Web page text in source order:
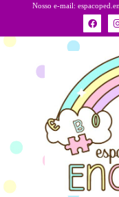
Nosso e-mail: